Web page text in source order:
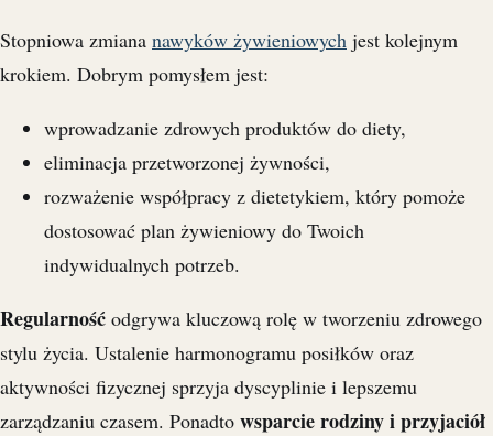
Stopniowa zmiana nawyków żywieniowych jest kolejnym
krokiem. Dobrym pomysłem jest:
wprowadzanie zdrowych produktów do diety,
eliminacja przetworzonej żywności,
rozważenie współpracy z dietetykiem, który pomoże
dostosować plan żywieniowy do Twoich
indywidualnych potrzeb.
Regularność odgrywa kluczową rolę w tworzeniu zdrowego
stylu życia. Ustalenie harmonogramu posiłków oraz
aktywności fizycznej sprzyja dyscyplinie i lepszemu
zarządzaniu czasem. Ponadto wsparcie rodziny i przyjaciół